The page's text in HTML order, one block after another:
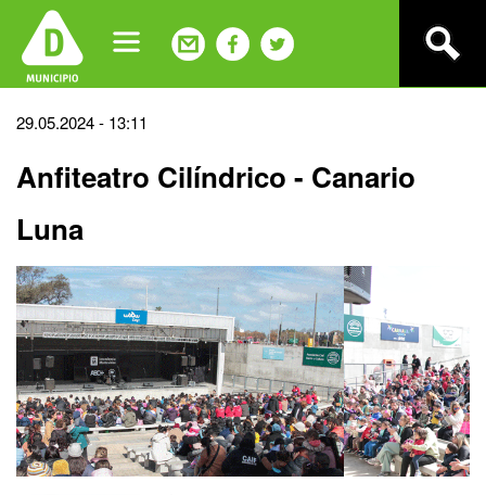
navigation
Back
top
29.05.2024 - 13:11
Anfiteatro Cilíndrico - Canario
Luna